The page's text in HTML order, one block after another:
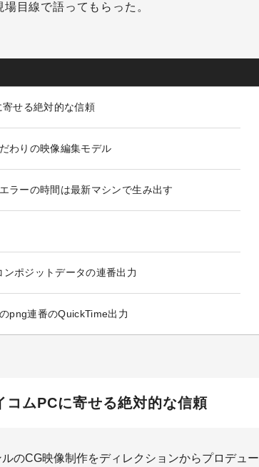
目線で語ってもらった。
せる絶対的な信頼
わりの映像編集モデル
ラーの時間は最新マシンで生み出す
ポジットデータの連番出力
連番のQuickTime出力
コムPCに寄せる絶対的な信頼
のCG映像制作をディレクションからプロデュー